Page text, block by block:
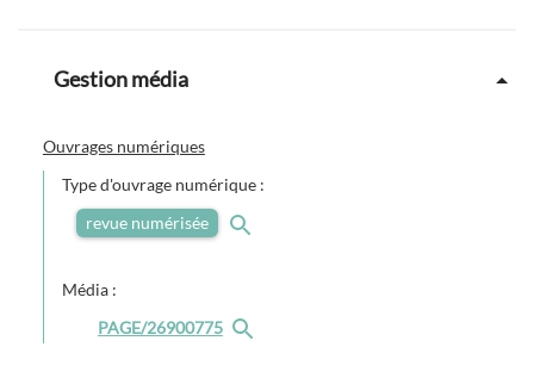
Gestion média
Ouvrages numériques
Type d'ouvrage numérique :
revue numérisée
Média :
PAGE/26900775